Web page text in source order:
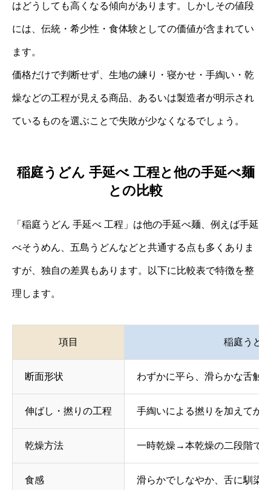
はどうしても高くなる傾向があります。しかしその値段
には、伝統・希少性・食体験としての価値が含まれてい
ます。
価格だけで判断せず、生地の練り・寝かせ・手綯い・乾
燥などの工程が見える商品、あるいは製造者が明示され
ているものを選ぶことで失敗が少なくなるでしょう。
稲庭うどん 手延べ 工程と他の手延べ麺
との比較
「稲庭うどん 手延べ 工程」は他の手延べ麺、例えば手延
べそうめん、五島うどんなどと共通する点も多くありま
すが、独自の差異もあります。以下に比較表で特徴を整
理します。
項目 稲庭うど
断面形状 わずかに平ら、滑らかな舌触
伸ばし・撚りの工程 手綯いによる撚りを加えてか
乾燥方法 一時乾燥→本乾燥の二段階で
食感 滑らかでしなやか、舌に馴染